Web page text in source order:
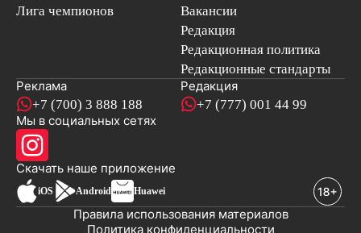
Лига чемпионов
Вакансии
Редакция
Редакционная политика
Редакционные стандарты
Реклама
+7 (700) 3 888 188
Редакция
+7 (777) 001 44 99
Мы в социальных сетях
Скачать наше приложениеновостей
iOS Android Huawei
Политика конфиденциальности
Правила использования материалов